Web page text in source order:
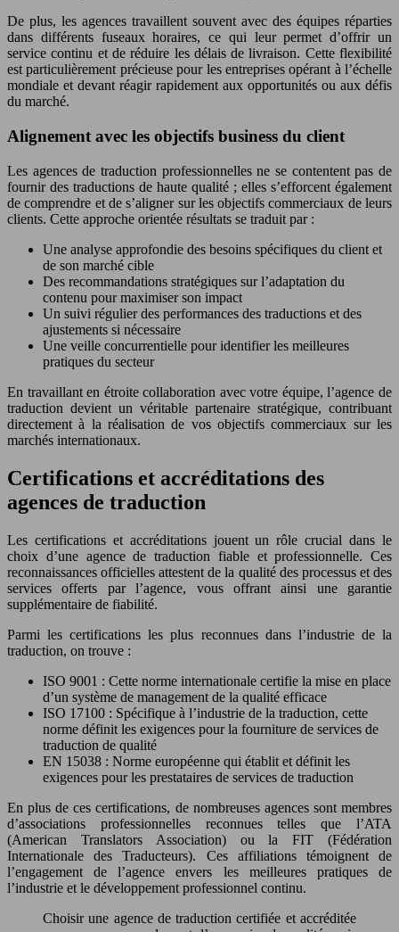
De plus, les agences travaillent souvent avec des équipes réparties
dans différents fuseaux horaires, ce qui leur permet d’offrir un
service continu et de réduire les délais de livraison. Cette flexibilité
est particulièrement précieuse pour les entreprises opérant à l’échelle
mondiale et devant réagir rapidement aux opportunités ou aux défis
du marché.
Alignement avec les objectifs business du client
Les agences de traduction professionnelles ne se contentent pas de
fournir des traductions de haute qualité ; elles s’efforcent également
de comprendre et de s’aligner sur les objectifs commerciaux de leurs
clients. Cette approche orientée résultats se traduit par :
Une analyse approfondie des besoins spécifiques du client et
de son marché cible
Des recommandations stratégiques sur l’adaptation du
contenu pour maximiser son impact
Un suivi régulier des performances des traductions et des
ajustements si nécessaire
Une veille concurrentielle pour identifier les meilleures
pratiques du secteur
En travaillant en étroite collaboration avec votre équipe, l’agence de
traduction devient un véritable partenaire stratégique, contribuant
directement à la réalisation de vos objectifs commerciaux sur les
marchés internationaux.
Certifications et accréditations des
agences de traduction
Les certifications et accréditations jouent un rôle crucial dans le
choix d’une agence de traduction fiable et professionnelle. Ces
reconnaissances officielles attestent de la qualité des processus et des
services offerts par l’agence, vous offrant ainsi une garantie
supplémentaire de fiabilité.
Parmi les certifications les plus reconnues dans l’industrie de la
traduction, on trouve :
ISO 9001 : Cette norme internationale certifie la mise en place
d’un système de management de la qualité efficace
ISO 17100 : Spécifique à l’industrie de la traduction, cette
norme définit les exigences pour la fourniture de services de
traduction de qualité
EN 15038 : Norme européenne qui établit et définit les
exigences pour les prestataires de services de traduction
En plus de ces certifications, de nombreuses agences sont membres
d’associations professionnelles reconnues telles que l’ATA
(American Translators Association) ou la FIT (Fédération
Internationale des Traducteurs). Ces affiliations témoignent de
l’engagement de l’agence envers les meilleures pratiques de
l’industrie et le développement professionnel continu.
Choisir une agence de traduction certifiée et accréditée